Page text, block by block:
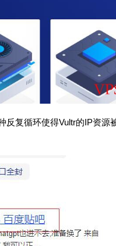
反复循环使得Vultr的IP资源